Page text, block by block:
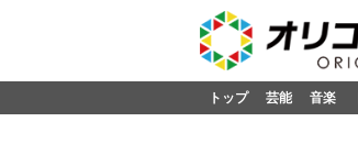
トップ 芸能 音楽